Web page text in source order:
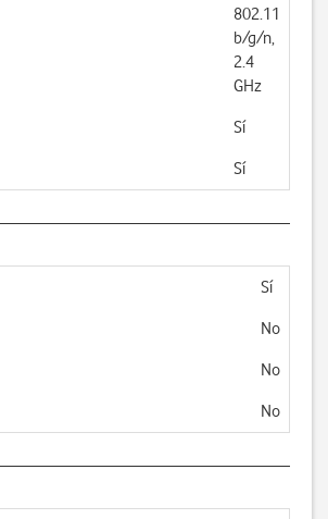
802.11
b/g/n,
2.4
GHz
Sí
Sí
Sí
No
No
No